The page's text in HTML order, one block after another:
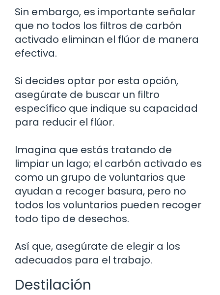
Sin embargo, es importante señalar
que no todos los filtros de carbón
activado eliminan el flúor de manera
efectiva.
Si decides optar por esta opción,
asegúrate de buscar un filtro
específico que indique su capacidad
para reducir el flúor.
Imagina que estás tratando de
limpiar un lago; el carbón activado es
como un grupo de voluntarios que
ayudan a recoger basura, pero no
todos los voluntarios pueden recoger
todo tipo de desechos.
Así que, asegúrate de elegir a los
adecuados para el trabajo.
Destilación